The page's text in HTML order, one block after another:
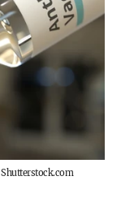
Shutterstock.com